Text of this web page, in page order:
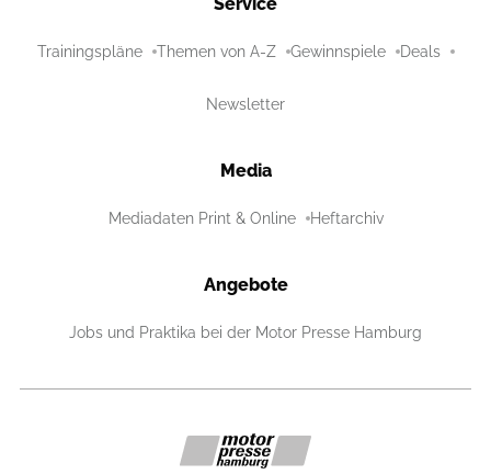
Trainingspläne Themen von A-Z Gewinnspiele Deals
Newsletter
Media
Mediadaten Print & Online Heftarchiv
Angebote
Jobs und Praktika bei der Motor Presse Hamburg